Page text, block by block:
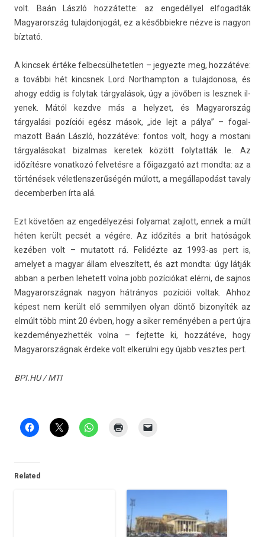
volt. Baán László hozzátette: az engedéllyel el­fogad­ták
Magyarország tulaj­donjogát, ez a későb­biek­re nézve is nagyon
bíztató.
A kincsek értéke fel­becsül­hetetl­en – jegyez­te meg, hozzátéve:
a további hét kincsnek Lord Northampton a tulaj­donosa, és
ahogy eddig is folytak tárgyalások, úgy a jövőben is lesznek il­
yenek. Mától kezdve más a helyzet, és Magyarország
tárgyalási pozíciói egész mások, „ide lejt a pálya” – fogal­
mazott Baán László, hozzátéve: fon­tos volt, hogy a mos­tani
tárgyalásokat bi­zal­mas keretek között folytat­ták le. Az
időzítésre vonat­kozó fel­vetés­re a főigaz­gató azt mondta: az a
történések vélet­lenszerűségén múlott, a megál­lapodást tava­ly
de­cem­berb­en írta alá.
Ezt követően az engedélyezési folyamat zaj­lott, ennek a múlt
héten került pecsét a végére. Az időzítés a brit hatóságok
kezében volt – mutatott rá. Felidézte az 1993-as pert is,
amelyet a magyar állam el­veszített, és azt mondta: úgy látják
abban a per­b­en lehetett volna jobb pozíciókat elérni, de saj­nos
Magyarország­nak nagyon hátrányos pozíciói vol­tak. Ahhoz
képest nem került elő sem­mily­en olyan döntő bi­zonyíték az
elmúlt több mint 20 évben, hogy a siker reményében a pert újra
kez­deményez­hették volna – fej­tette ki, hozzátéve, hogy
Magyarország­nak érdeke volt elkerülni egy újabb vesztes pert.
BPI.HU / MTI
Related